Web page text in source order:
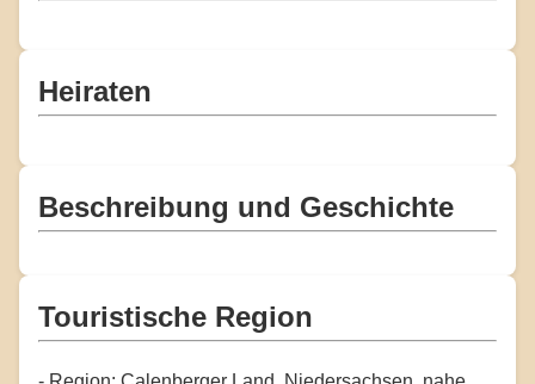
Heiraten
Beschreibung und Geschichte
Touristische Region